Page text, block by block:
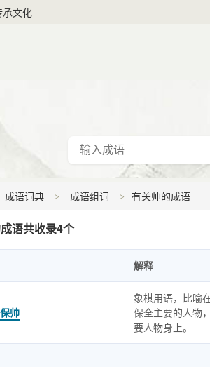
承文化
成语词典 成语组词 有关帅的成语
语共收录4个
解释
帅
象棋用语，比喻
保全主要的人物
要人物身上。